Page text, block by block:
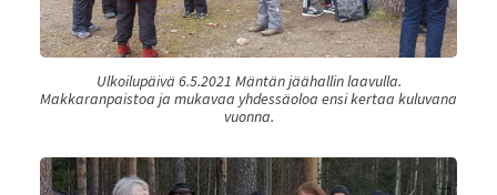
Ulkoilupäivä 6.5.2021 Mäntän jäähallin laavulla.
Makkaranpaistoa ja mukavaa yhdessäoloa ensi kertaa kuluvana
vuonna.